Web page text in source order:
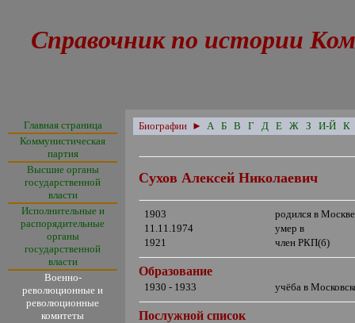
Справочник по истории
Главная страница
Коммунистическая
партия
Высшие органы
государственной
власти
Исполнительные и
распорядительные
органы
государственной
власти
Военно-
революционные и
революционные
комитеты
Биографии ► А Б В Г Д Е Ж З И-Й К
Сухов Алексей Николаевич
1903
родился в Москве
11.11.1974
умер в
1921
член РКП(б)
Образование
1930 - 1933 учёба в
Послужной список